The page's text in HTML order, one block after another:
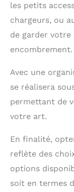
les petits
chargeurs, ou
de garder votre
encombrement.
Avec une
se réalisera
permettant de
votre art.
En finalité,
reflète des
options
soit en termes